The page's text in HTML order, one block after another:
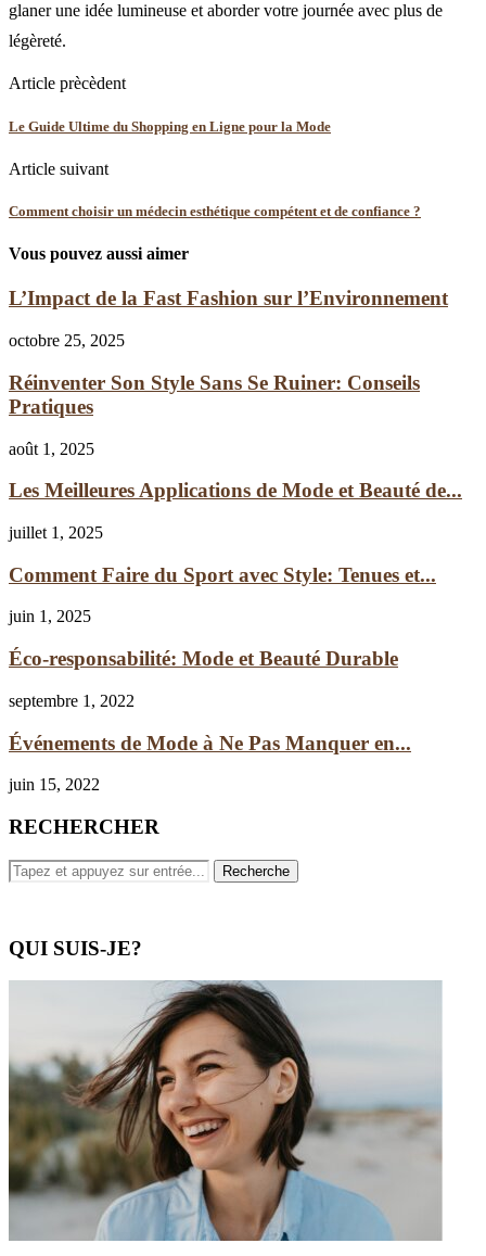
glaner une idée lumineuse et aborder votre journée avec plus de
légèreté.
Article prècèdent
Le Guide Ultime du Shopping en Ligne pour la Mode
Article suivant
Comment choisir un médecin esthétique compétent et de confiance ?
Vous pouvez aussi aimer
L’Impact de la Fast Fashion sur l’Environnement
octobre 25, 2025
Réinventer Son Style Sans Se Ruiner: Conseils
Pratiques
août 1, 2025
Les Meilleures Applications de Mode et Beauté de...
juillet 1, 2025
Comment Faire du Sport avec Style: Tenues et...
juin 1, 2025
Éco-responsabilité: Mode et Beauté Durable
septembre 1, 2022
Événements de Mode à Ne Pas Manquer en...
juin 15, 2022
RECHERCHER
QUI SUIS-JE?